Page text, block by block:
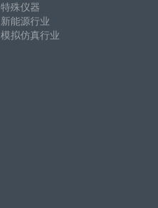
特殊仪器
新能源行业
模拟仿真行业